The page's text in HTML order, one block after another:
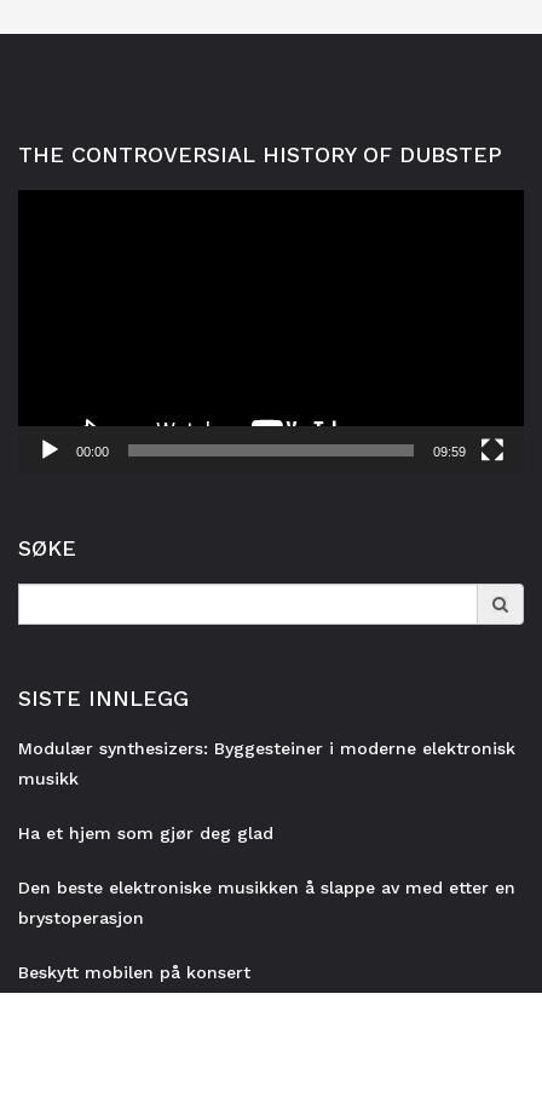
THE CONTROVERSIAL HISTORY OF DUBSTEP
00:00 09:59
SØKE
for:
SISTE INNLEGG
Modulær synthesizers: Byggesteiner i moderne elektronisk
musikk
Ha et hjem som gjør deg glad
Den beste elektroniske musikken å slappe av med etter en
brystoperasjon
Beskytt mobilen på konsert